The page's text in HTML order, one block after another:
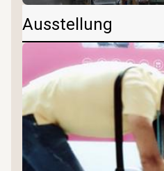
Ausstellung